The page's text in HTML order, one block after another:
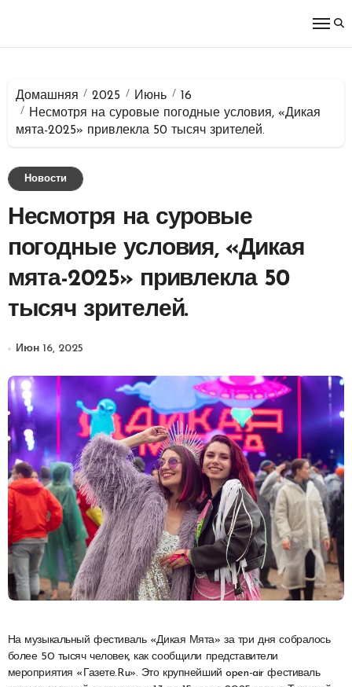
Домашняя 2025 Июнь
16
Несмотря на суровые погодные условия, «Дикая
мята-2025» привлекла 50 тысяч зрителей.
Новости
Несмотря на суровые
погодные условия, «Дикая
мята-2025» привлекла 50
тысяч зрителей.
Июн 16, 2025
На музыкальный фестиваль «Дикая Мята» за три дня собралось
более 50 тысяч человек, как сообщили представители
мероприятия «Газете.Ru». Это крупнейший open-air фестиваль